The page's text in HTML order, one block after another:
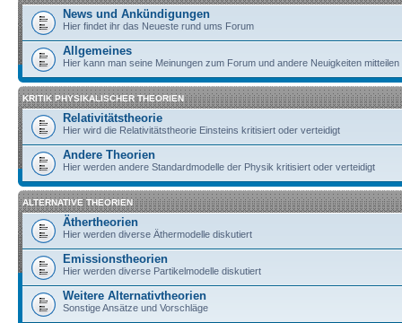
News und Ankündigungen
Hier findet ihr das Neueste rund ums Forum
Allgemeines
Hier kann man seine Meinungen zum Forum und andere Neuigkeiten mitteilen
KRITIK PHYSIKALISCHER THEORIEN
Relativitätstheorie
Hier wird die Relativitätstheorie Einsteins kritisiert oder verteidigt
Andere Theorien
Hier werden andere Standardmodelle der Physik kritisiert oder verteidigt
ALTERNATIVE THEORIEN
Äthertheorien
Hier werden diverse Äthermodelle diskutiert
Emissionstheorien
Hier werden diverse Partikelmodelle diskutiert
Weitere Alternativtheorien
Sonstige Ansätze und Vorschläge